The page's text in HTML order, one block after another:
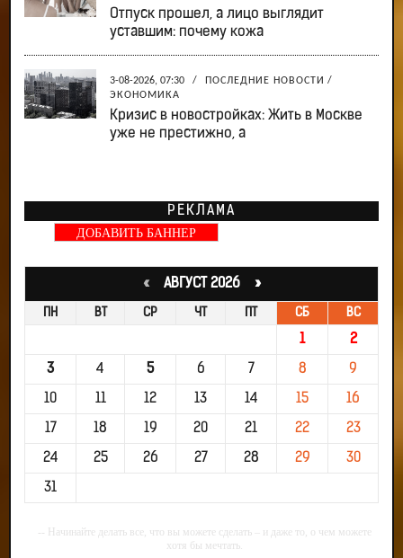
Отпуск прошел, а лицо выглядит
уставшим: почему кожа
3-08-2026, 07:30 / ПОСЛЕДНИЕ НОВОСТИ /
ЭКОНОМИКА
Кризис в новостройках: Жить в Москве
уже не престижно, а
РЕКЛАМА
ДОБАВИТЬ БАННЕР
«АВГУСТ 2026 »
ПН ВТ СР ЧТ СБ ВС
1 2
3 4 5 6 7 8 9
10 11 12 13 14 15 16
17 18 19 20 21 22 23
24 25 26 27 28 29 30
31
-- Начинайте делать все, что вы можете сделать – и даже то, о чем можете
хотя бы мечтать.